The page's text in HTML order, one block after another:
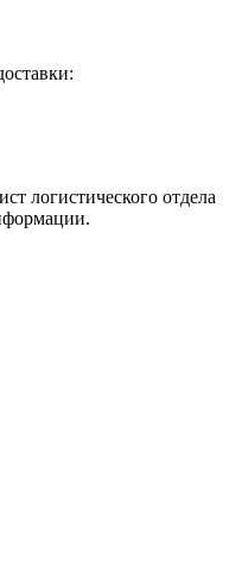
логистического отдела